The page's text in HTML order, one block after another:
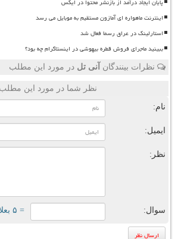
پایان ایجاد درآمد از بازنشر محتوا در ایکس
اینترنت ماهواره ای آمازون مستقیم به موبایل می رسد
استارلینک در عراق رسما فعال شد
ببینید ماجرای فروش قطره بیهوشی در اینستاگرام چه بود؟
نظرات بینندگان آنی تل در مورد این مطلب
نظر شما در مورد این مطلب
نام:
ایمیل:
نظر:
سوال: = ۵ بعلاوه ۴